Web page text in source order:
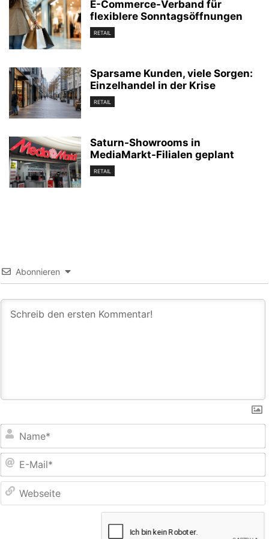
E-Commerce-Verband für
flexiblere Sonntagsöffnungen
RETAIL
Sparsame Kunden, viele Sorgen:
Einzelhandel in der Krise
RETAIL
Saturn-Showrooms in
MediaMarkt-Filialen geplant
RETAIL
Abonnieren